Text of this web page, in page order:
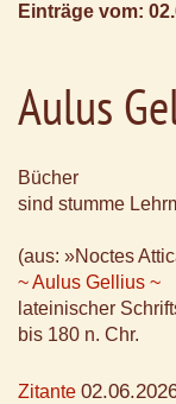
Einträge vom:
Aulus
Bücher
sind stumme
(aus: »Noctes
~ Aulus Gellius ~
lateinischer
bis 180 n. Chr.
Zitante